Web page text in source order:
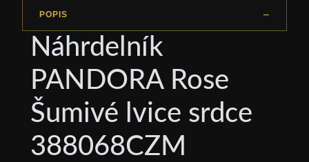
POPIS
Náhrdelník
PANDORA Rose
Šumivé lvice srdce
388068CZM